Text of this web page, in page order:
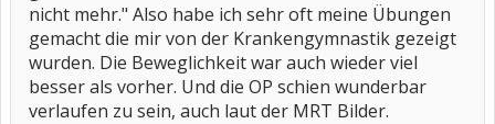
nicht mehr." Also habe ich sehr oft meine Übungen
gemacht die mir von der Krankengymnastik gezeigt
wurden. Die Beweglichkeit war auch wieder viel
besser als vorher. Und die OP schien wunderbar
verlaufen zu sein, auch laut der MRT Bilder.